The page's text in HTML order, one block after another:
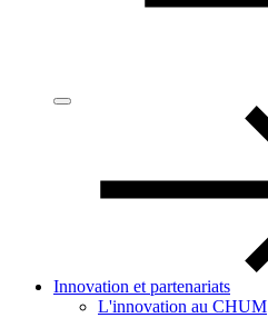
Innovation et partenariats
L'innovation au CHUM